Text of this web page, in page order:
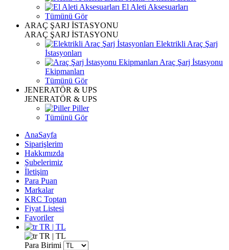
El Aleti Aksesuarları
Tümünü Gör
ARAÇ ŞARJ İSTASYONU
ARAÇ ŞARJ İSTASYONU
Elektrikli Araç Şarj
İstasyonları
Araç Şarj İstasyonu
Ekipmanları
Tümünü Gör
JENERATÖR & UPS
JENERATÖR & UPS
Piller
Tümünü Gör
AnaSayfa
Siparişlerim
Hakkımızda
Şubelerimiz
İletişim
Para Puan
Markalar
KRC Toptan
Fiyat Listesi
Favoriler
TR | TL
TR | TL
Para Birimi